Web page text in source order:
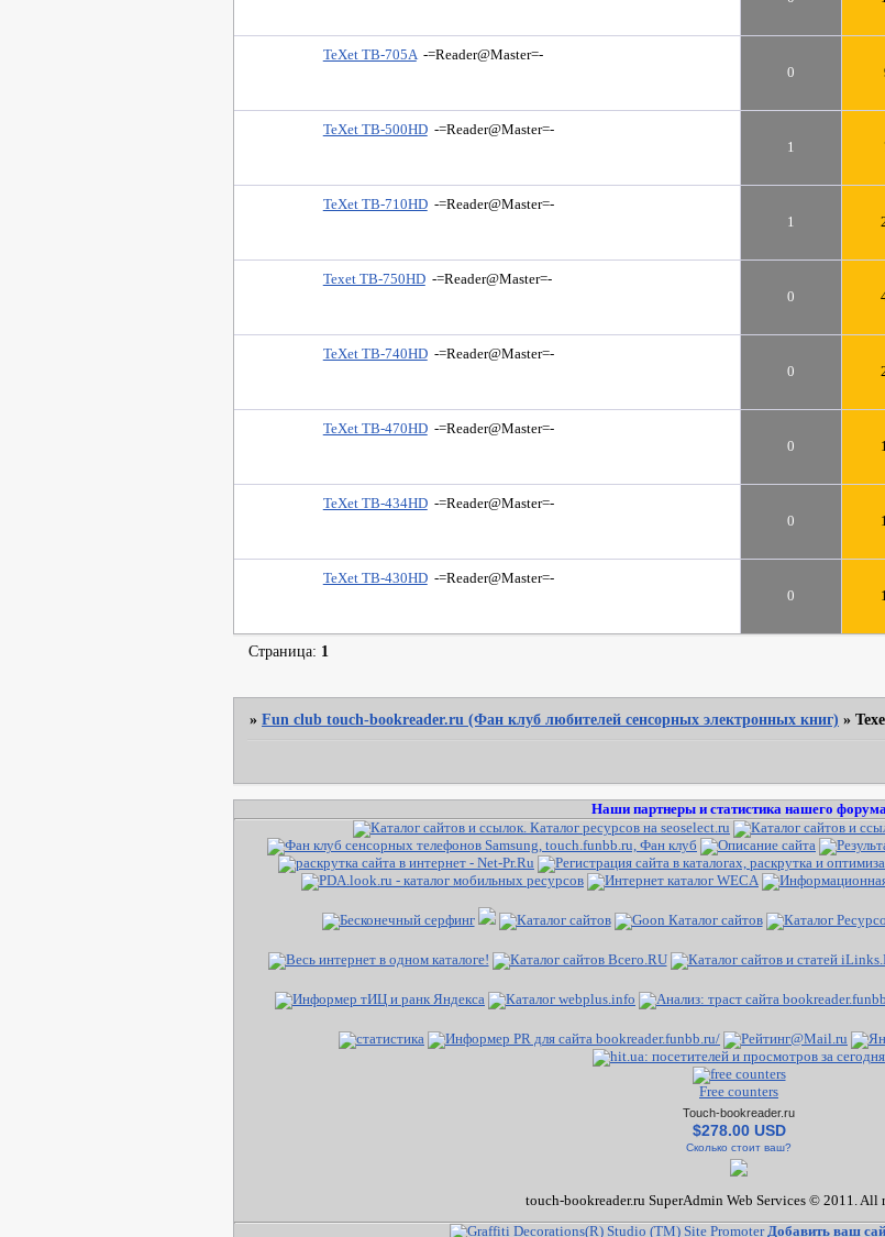
TeXet TB-705A -=Reader@Master=-
0
TeXet TB-500HD -=Reader@Master=-
1
TeXet TB-710HD -=Reader@Master=-
1
Texet TB-750HD -=Reader@Master=-
0
TeXet TB-740HD -=Reader@Master=-
0
TeXet TB-470HD -=Reader@Master=-
0
TeXet TB-434HD -=Reader@Master=-
0
TeXet TB-430HD -=Reader@Master=-
0
Страница: 1
»Fun club touch-bookreader.ru (Фан клуб любителей сенсорных электронных книг) »
Наши партнеры и статистика нашего
Free counters
Touch-bookreader.ru
$278.00 USD
Сколько стоит ваш?
touch-bookreader.ru SuperAdmin Web Services © 2011. All
Добавить ваш